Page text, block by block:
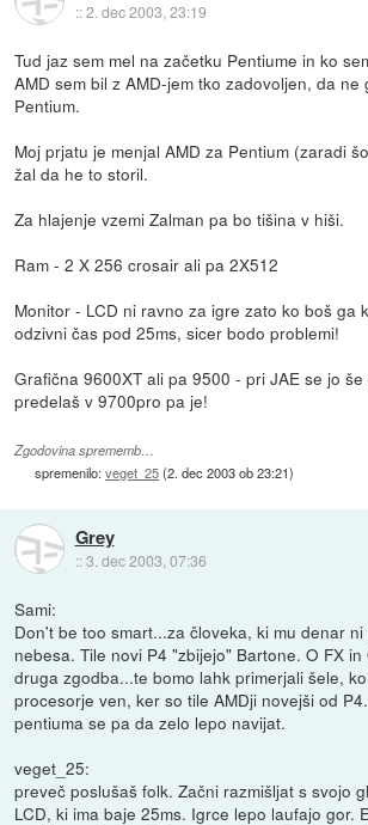
::2. dec 2003, 23:19
Tud jaz sem mel na začetku Pentiume in ko
AMD sem bil z AMD-jem tko zadovoljen, da ne
Pentium.
Moj prjatu je menjal AMD za Pentium (zaradi
žal da he to storil.
Za hlajenje vzemi Zalman pa bo tišina v hiši.
Ram - 2 X 256 crosair ali pa 2X512
Monitor - LCD ni ravno za igre zato ko boš ga
odzivni čas pod 25ms, sicer bodo problemi!
Grafična 9600XT ali pa 9500 - pri JAE se jo
predelaš v 9700pro pa je!
Zgodovina sprememb…
spremenilo:veget_25(2. dec 2003 ob 23:21)
Grey
::3. dec 2003, 07:36
Sami:
Don't be too smart...za človeka, ki mu denar
nebesa. Tile novi P4 "zbijejo" Bartone. O FX
druga zgodba...te bomo lahk primerjali šele,
procesorje ven, ker so tile AMDji novejši od
pentiuma se pa da zelo lepo navijat.
veget_25:
preveč poslušaš folk. Začni razmišljat s svojo
LCD, ki ima baje 25ms. Igrce lepo laufajo gor.